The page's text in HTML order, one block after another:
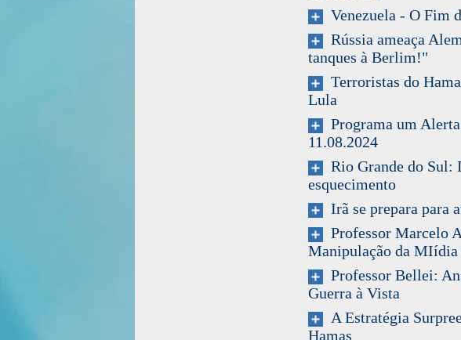
Venezuela - O Fim
Rússia ameaça
tanques à Berlim!"
Terroristas do
Lula
Programa um
11.08.2024
Rio Grande do Sul:
esquecimento
Irã se prepara para
Professor Marcelo
Manipulação da
Professor Bellei:
Guerra à Vista
A Estratégia
Hamas